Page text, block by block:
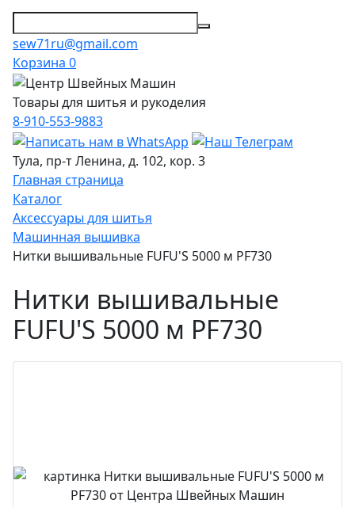
sew71ru@gmail.com
Корзина 0
Товары для шитья и рукоделия
8-910-553-9883
Тула, пр-т Ленина, д. 102, кор. 3
Главная страница
Каталог
Аксессуары для шитья
Машинная вышивка
Нитки вышивальные FUFU'S 5000 м PF730
Нитки вышивальные
FUFU'S 5000 м PF730